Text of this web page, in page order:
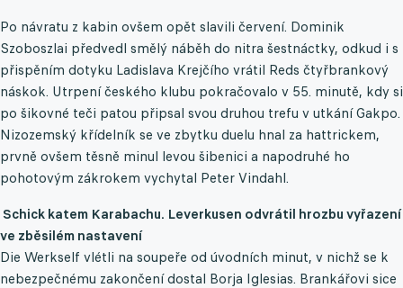
Po návratu z kabin ovšem opět slavili červení. Dominik
Szoboszlai předvedl smělý náběh do nitra šestnáctky, odkud i s
přispěním dotyku Ladislava Krejčího vrátil Reds čtyřbrankový
náskok. Utrpení českého klubu pokračovalo v 55. minutě, kdy si
po šikovné teči patou připsal svou druhou trefu v utkání Gakpo.
Nizozemský křídelník se ve zbytku duelu hnal za hattrickem,
prvně ovšem těsně minul levou šibenici a napodruhé ho
pohotovým zákrokem vychytal Peter Vindahl.
Schick katem Karabachu. Leverkusen odvrátil hrozbu vyřazení
ve zběsilém nastavení
Die Werkself vlétli na soupeře od úvodních minut, v nichž se k
nebezpečnému zakončení dostal Borja Iglesias. Brankářovi sice